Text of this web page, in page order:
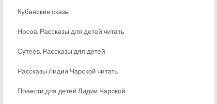
Кубанские сказы
Носов. Рассказы для детей читать
Сутеев. Рассказы для детей
Рассказы Лидии Чарской читать
Повести для детей Лидии Чарской